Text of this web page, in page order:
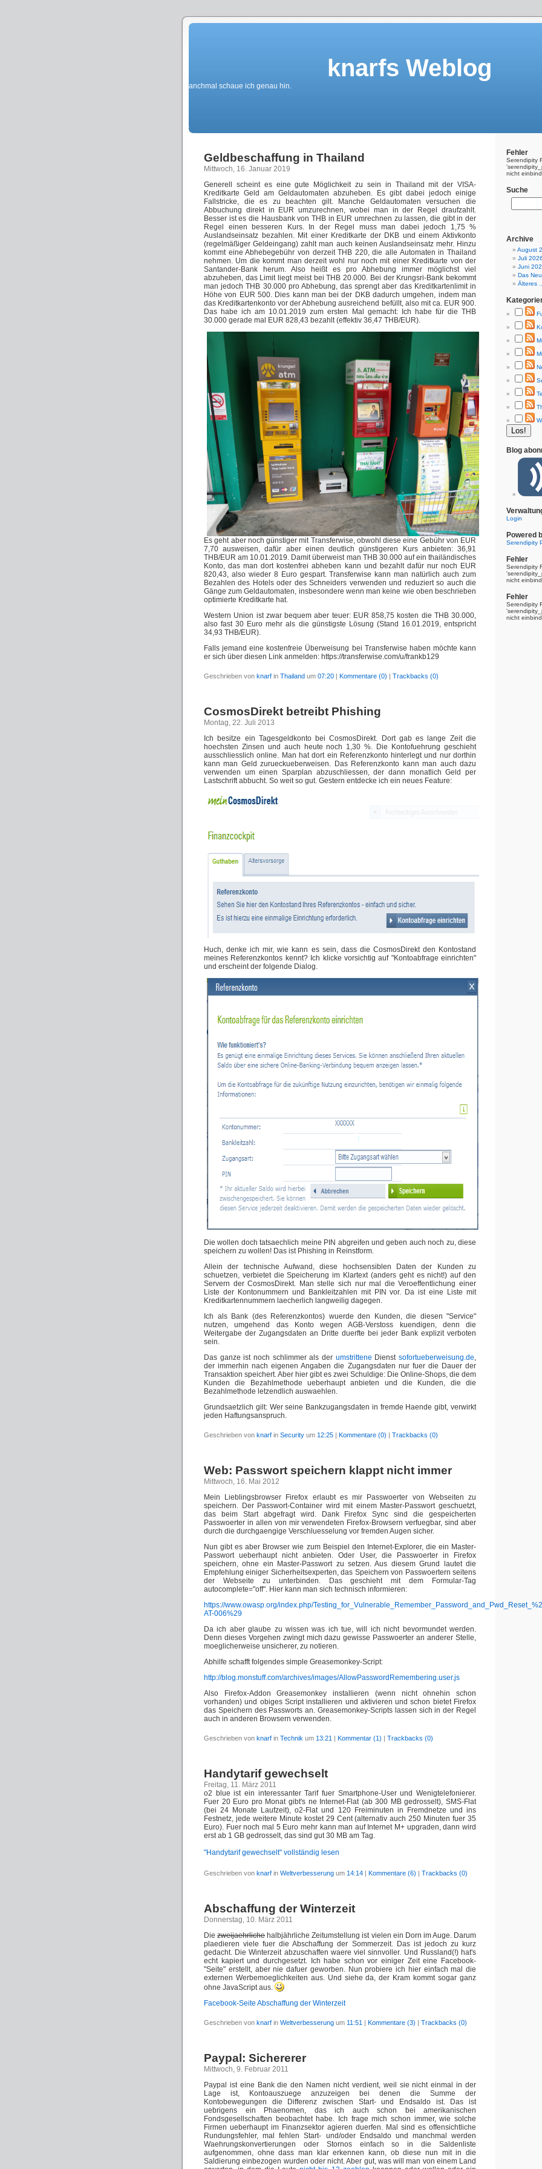
knarfs Weblog
Manchmal schaue ich genau hin.
Geldbeschaffung in Thailand
Mittwoch, 16. Januar 2019
Generell scheint es eine gute Möglichkeit zu sein in Thailand mit der VISA-
Kreditkarte Geld am Geldautomaten abzuheben. Es gibt dabei jedoch einige
Fallstricke, die es zu beachten gilt. Manche Geldautomaten versuchen die
Abbuchung direkt in EUR umzurechnen, wobei man in der Regel draufzahlt.
Besser ist es die Hausbank von THB in EUR umrechnen zu lassen, die gibt in der
Regel einen besseren Kurs. In der Regel muss man dabei jedoch 1,75 %
Auslandseinsatz bezahlen. Mit einer Kreditkarte der DKB und einem Aktivkonto
(regelmäßiger Geldeingang) zahlt man auch keinen Auslandseinsatz mehr. Hinzu
kommt eine Abhebegebühr von derzeit THB 220, die alle Automaten in Thailand
nehmen. Um die kommt man derzeit wohl nur noch mit einer Kreditkarte von der
Santander-Bank herum. Also heißt es pro Abhebung immer möglichst viel
abzuheben, das Limit liegt meist bei THB 20.000. Bei der Krungsri-Bank bekommt
man jedoch THB 30.000 pro Abhebung, das sprengt aber das Kreditkartenlimit in
Höhe von EUR 500. Dies kann man bei der DKB dadurch umgehen, indem man
das Kreditkartenkonto vor der Abhebung ausreichend befüllt, also mit ca. EUR 900.
Das habe ich am 10.01.2019 zum ersten Mal gemacht: Ich habe für die THB
30.000 gerade mal EUR 828,43 bezahlt (effektiv 36,47 THB/EUR).
Es geht aber noch günstiger mit Transferwise, obwohl diese eine Gebühr von EUR
7,70 ausweisen, dafür aber einen deutlich günstigeren Kurs anbieten: 36,91
THB/EUR am 10.01.2019. Damit überweist man THB 30.000 auf ein thailändisches
Konto, das man dort kostenfrei abheben kann und bezahlt dafür nur noch EUR
820,43, also wieder 8 Euro gespart. Transferwise kann man natürlich auch zum
Bezahlen des Hotels oder des Schneiders verwenden und reduziert so auch die
Gänge zum Geldautomaten, insbesondere wenn man keine wie oben beschrieben
optimierte Kreditkarte hat.
Western Union ist zwar bequem aber teuer: EUR 858,75 kosten die THB 30.000,
also fast 30 Euro mehr als die günstigste Lösung (Stand 16.01.2019, entspricht
34,93 THB/EUR).
Falls jemand eine kostenfreie Überweisung bei Transferwise haben möchte kann
er sich über diesen Link anmelden: https://transferwise.com/u/frankb129
Geschrieben von knarf in Thailand um 07:20 | Kommentare (0) | Trackbacks (0)
CosmosDirekt betreibt Phishing
Montag, 22. Juli 2013
Ich besitze ein Tagesgeldkonto bei CosmosDirekt. Dort gab es lange Zeit die
hoechsten Zinsen und auch heute noch 1,30 %. Die Kontofuehrung geschieht
ausschliesslich online. Man hat dort ein Referenzkonto hinterlegt und nur dorthin
kann man Geld zurueckueberweisen. Das Referenzkonto kann man auch dazu
verwenden um einen Sparplan abzuschliessen, der dann monatlich Geld per
Lastschrift abbucht. So weit so gut. Gestern entdecke ich ein neues Feature:
Huch, denke ich mir, wie kann es sein, dass die CosmosDirekt den Kontostand
meines Referenzkontos kennt? Ich klicke vorsichtig auf "Kontoabfrage einrichten"
und erscheint der folgende Dialog.
Die wollen doch tatsaechlich meine PIN abgreifen und geben auch noch zu, diese
speichern zu wollen! Das ist Phishing in Reinstform.
Allein der technische Aufwand, diese hochsensiblen Daten der Kunden zu
schuetzen, verbietet die Speicherung im Klartext (anders geht es nicht!) auf den
Servern der CosmosDirekt. Man stelle sich nur mal die Veroeffentlichung einer
Liste der Kontonummern und Bankleitzahlen mit PIN vor. Da ist eine Liste mit
Kreditkartennummern laecherlich langweilig dagegen.
Ich als Bank (des Referenzkontos) wuerde den Kunden, die diesen "Service"
nutzen, umgehend das Konto wegen AGB-Verstoss kuendigen, denn die
Weitergabe der Zugangsdaten an Dritte duerfte bei jeder Bank explizit verboten
sein.
Das ganze ist noch schlimmer als der umstrittene Dienstsofortueberweisung.de
der immerhin nach eigenen Angaben die Zugangsdaten nur fuer die Dauer der
Transaktion speichert. Aber hier gibt es zwei Schuldige: Die Online-Shops, die dem
Kunden die Bezahlmethode ueberhaupt anbieten und die Kunden, die die
Bezahlmethode letzendlich auswaehlen.
Grundsaetzlich gilt: Wer seine Bankzugangsdaten in fremde Haende gibt, verwirkt
jeden Haftungsanspruch.
Geschrieben von knarf in Security um 12:25 | Kommentare (0) | Trackbacks (0)
Web: Passwort speichern klappt nicht immer
Mittwoch, 16. Mai 2012
Mein Lieblingsbrowser Firefox erlaubt es mir Passwoerter von Webseiten zu
speichern. Der Passwort-Container wird mit einem Master-Passwort geschuetzt,
das beim Start abgefragt wird. Dank Firefox Sync sind die gespeicherten
Passwoerter in allen von mir verwendeten Firefox-Browsern verfuegbar, sind aber
durch die durchgaengige Verschluesselung vor fremden Augen sicher.
Nun gibt es aber Browser wie zum Beispiel den Internet-Explorer, die ein Master-
Passwort ueberhaupt nicht anbieten. Oder User, die Passwoerter in Firefox
speichern, ohne ein Master-Passwort zu setzen. Aus diesem Grund lautet die
Empfehlung einiger Sicherheitsexperten, das Speichern von Passwoertern seitens
der Webseite zu unterbinden. Das geschieht mit dem Formular-Tag
autocomplete="off". Hier kann man sich technisch informieren:
https://www.owasp.org/index.php/
AT-006%29
Da ich aber glaube zu wissen was ich tue, will ich nicht bevormundet werden.
Denn dieses Vorgehen zwingt mich dazu gewisse Passwoerter an anderer Stelle,
moeglicherweise unsicherer, zu notieren.
Abhilfe schafft folgendes simple Greasemonkey-Script:
http://blog.monstuff.com/archives/images/AllowPasswordRemembering.user.js
Also Firefox-Addon Greasemonkey installieren (wenn nicht ohnehin schon
vorhanden) und obiges Script installieren und aktivieren und schon bietet Firefox
das Speichern des Passworts an. Greasemonkey-Scripts lassen sich in der Regel
auch in anderen Browsern verwenden.
Geschrieben von knarf in Technik um 13:21 | Kommentar (1) | Trackbacks (0)
Handytarif gewechselt
Freitag, 11. März 2011
o2 blue ist ein interessanter Tarif fuer Smartphone-User und Wenigtelefonierer.
Fuer 20 Euro pro Monat gibt's ne Internet-Flat (ab 300 MB gedrosselt), SMS-Flat
(bei 24 Monate Laufzeit), o2-Flat und 120 Freiminuten in Fremdnetze und ins
Festnetz, jede weitere Minute kostet 29 Cent (alternativ auch 250 Minuten fuer 35
Euro). Fuer noch mal 5 Euro mehr kann man auf Internet M+ upgraden, dann wird
erst ab 1 GB gedrosselt, das sind gut 30 MB am Tag.
"Handytarif gewechselt" vollständig lesen
Geschrieben von knarf in Weltverbesserung um 14:14 | Kommentare (6) | Trackbacks (0)
Abschaffung der Winterzeit
Donnerstag, 10. März 2011
Diezweijaehrliche halbjährliche Zeitumstellung ist vielen ein Dorn im Auge. Darum
plaedieren viele fuer die Abschaffung der Sommerzeit. Das ist jedoch zu kurz
gedacht. Die Winterzeit abzuschaffen waere viel sinnvoller. Und Russland(!) hat's
echt kapiert und durchgesetzt. Ich habe schon vor einiger Zeit eine Facebook-
"Seite" erstellt, aber nie dafuer geworben. Nun probiere ich hier einfach mal die
externen Werbemoeglichkeiten aus. Und siehe da, der Kram kommt sogar ganz
ohne JavaScript aus.
Facebook-Seite Abschaffung der Winterzeit
Geschrieben von knarf in Weltverbesserung um 11:51 | Kommentare (3) | Trackbacks (0)
Paypal: Sichererer
Mittwoch, 9. Februar 2011
Paypal ist eine Bank die den Namen nicht verdient, weil sie nicht einmal in der
Lage ist, Kontoauszuege anzuzeigen bei denen die Summe der
Kontobewegungen die Differenz zwischen Start- und Endsaldo ist. Das ist
uebrigens ein Phaenomen, das ich auch schon bei amerikanischen
Fondsgesellschaften beobachtet habe. Ich frage mich schon immer, wie solche
Firmen ueberhaupt im Finanzsektor agieren duerfen. Mal sind es offensichtliche
Rundungsfehler, mal fehlen Start- und/oder Endsaldo und manchmal werden
Waehrungskonvertierungen oder Stornos einfach so in die Saldenliste
aufgenommen, ohne dass man klar erkennen kann, ob diese nun mit in die
Saldierung einbezogen wurden oder nicht. Aber gut, was will man von einem Land
Fehler
Serendipity
nicht
Suche
Archive
August
Juli 2026
Juni
Das
Älteres ...
Blog
Login
Powered
Serendipity
Fehler
Serendipity
nicht
Fehler
Serendipity
nicht